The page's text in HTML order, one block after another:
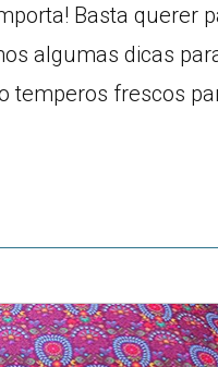
Basta querer
algumas dicas
temperos frescos